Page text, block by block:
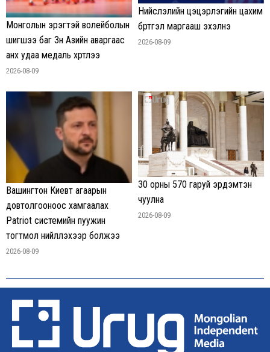
Монголын эрэгтэй волейболын
шигшээ баг Зүүн Азийн аваргаас
анх удаа медаль хүртлээ
2026-08-09
Нийслэлийн цэцэрлэгийн цахим
бүртгэл маргааш эхэлнэ
2026-08-09
Вашингтон Киевт агаарын
довтолгооноос хамгаалах
Patriot системийн пуужин
тогтмол нийлүүлэхээр болжээ
2026-08-09
30 орны 570 гаруй эрдэмтэн
чуулна
2026-08-09